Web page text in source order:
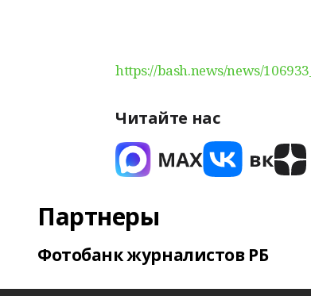
https://bash.news/news/
Читайте нас
Партнеры
Фотобанк журналистов РБ